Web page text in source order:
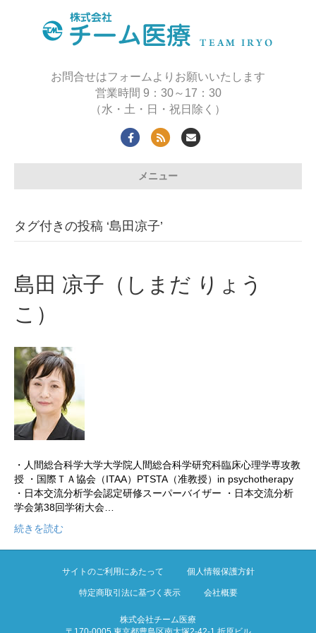
お問合せはフォームよりお願いいたします
営業時間 9：30～17：30
（水・土・日・祝日除く）
Facebook
Rss Email
メニュー
タグ付きの投稿 ‘島田凉子’
島田 凉子（しまだ りょう
こ）
・人間総合科学大学大学院人間総合科学研究科臨床心理学専攻教
授 ・国際ＴＡ協会（ITAA）PTSTA（准教授）in psychotherapy
・日本交流分析学会認定研修スーパーバイザー ・日本交流分析
学会第38回学術大会…
続きを読む
サイトのご利用にあたって 個人情報保護方針
特定商取引法に基づく表示 会社概要
株式会社チーム医療